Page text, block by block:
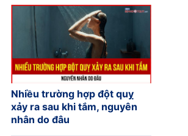
Nhiều trường hợp đột quỵ
xảy ra sau khi tắm, nguyên
nhân do đâu